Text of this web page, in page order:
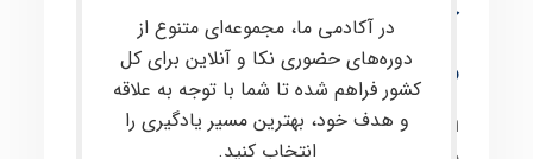
آموزش فارکس از صفر تا
صد با پشتیبانی تخصصی
این دوره برایعلاقه‌مندان به معامله در بازارهای مالی
در آکادمی ما، مجموعه‌ای متنوع از
دوره‌های حضوری نکا و آنلاین برای کل
کشور فراهم شده تا شما با توجه به علاقه
و هدف خود، بهترین مسیر یادگیری را
انتخاب کنید.